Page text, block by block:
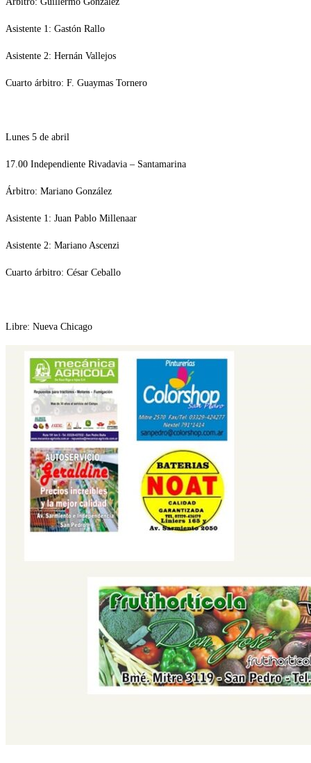
Asistente 1: Gastón Rallo
Asistente 2: Hernán Vallejos
Cuarto árbitro: F. Guaymas Tornero
Lunes 5 de abril
17.00 Independiente Rivadavia – Santamarina
Árbitro: Mariano González
Asistente 1: Juan Pablo Millenaar
Asistente 2: Mariano Ascenzi
Cuarto árbitro: César Ceballo
Libre: Nueva Chicago